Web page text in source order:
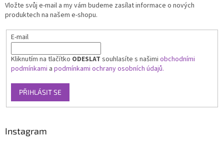
Vložte svůj e-mail a my vám budeme zasílat informace o nových
produktech na našem e-shopu.
E-mail
Kliknutím na tlačítko ODESLAT souhlasíte s našimi obchodními
podmínkami a podmínkami ochrany osobních údajů.
PŘIHLÁSIT SE
Instagram